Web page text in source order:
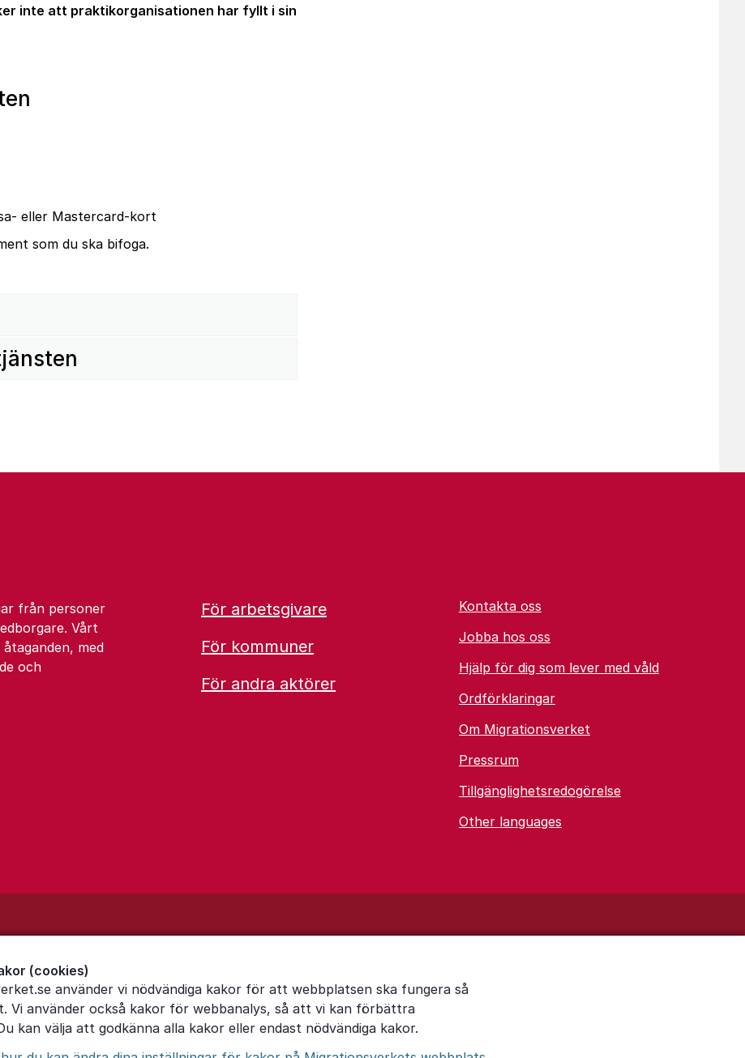
(cookies)
använder vi nödvändiga kakor för att webbplatsen ska fungera så
Vi använder också kakor för webbanalys, så att vi kan förbättra
kan välja att godkänna alla kakor eller endast nödvändiga kakor.
inte att praktikorganisationen har fyllt i sin
eller Mastercard-kort
som du ska bifoga.
från personer
Vårt
med
och
För arbetsgivare
För kommuner
För andra aktörer
Kontakta oss
Jobba hos oss
Hjälp för dig som lever med våld
Ordförklaringar
Om Migrationsverket
Pressrum
Tillgänglighetsredogörelse
Other languages